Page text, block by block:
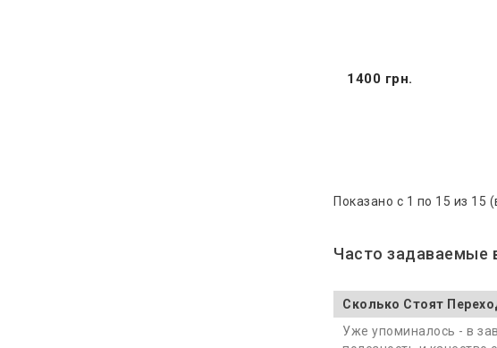
1400 грн.
Показано с 1 по 15 из 15
Часто задаваемые
Сколько Стоят
Уже упоминалось - в